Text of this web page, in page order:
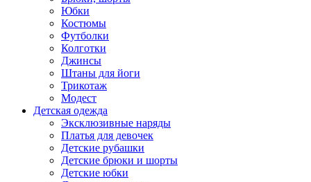
Юбки
Костюмы
Футболки
Колготки
Джинсы
Штаны для йоги
Трикотаж
Модест
Детская одежда
Эксклюзивные наряды
Платья для девочек
Детские рубашки
Детские брюки и шорты
Детские юбки